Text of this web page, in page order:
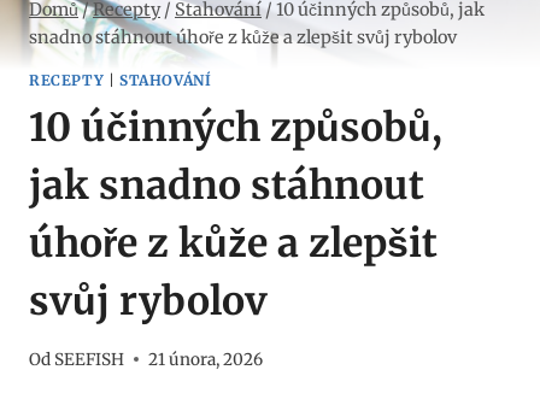
Domů/Recepty / Stahování / 10 účinných způsobů, jak
snadno stáhnout úhoře z kůže a zlepšit svůj rybolov
RECEPTY STAHOVÁNÍ
10 účinných způsobů,
jak snadno stáhnout
úhoře z kůže a zlepšit
svůj rybolov
Od SEEFISH 21 února, 2026